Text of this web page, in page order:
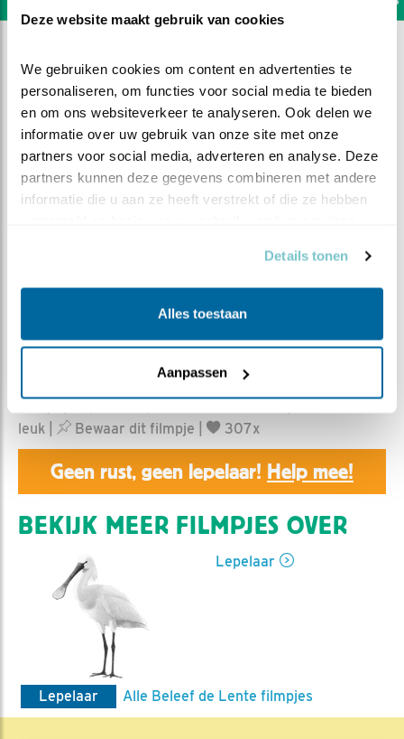
Deze website maakt gebruik van cookies
We gebruiken cookies om content en advertenties te
personaliseren, om functies voor social media te bieden
en om ons websiteverkeer te analyseren. Ook delen we
informatie over uw gebruik van onze site met onze
partners voor social media, adverteren en analyse. Deze
partners kunnen deze gegevens combineren met andere
informatie die u aan ze heeft verstrekt of die ze hebben
Details tonen
Alles toestaan
Aanpassen
DEEL DIT FILMPJE
Kuiken overleeft de nacht niet
leuk
Bewaar dit filmpje 307x
Geen rust, geen lepelaar! Help mee!
BEKIJK MEER FILMPJES OVER
Lepelaar
Lepelaar Alle Beleef de Lente filmpjes